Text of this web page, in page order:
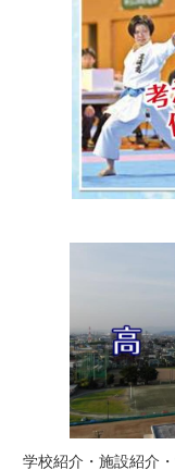
学校紹介・施設紹介